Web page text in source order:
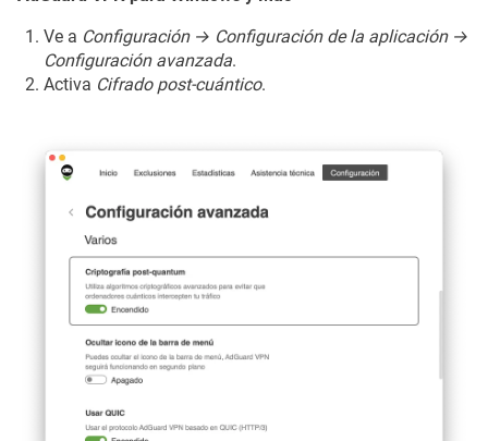
Ve a Configuración → Configuración de la aplicación →
Configuración avanzada.
Activa Cifrado post-cuántico.